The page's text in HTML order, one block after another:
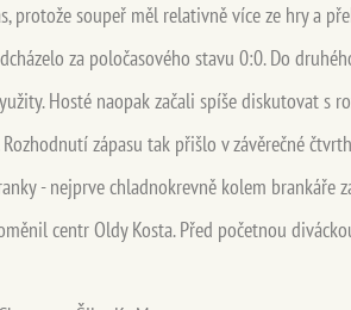
soupeř měl relativně více ze hry a
za poločasového stavu 0:0. Do
Hosté naopak začali spíše diskutovat s
zápasu tak přišlo v závěrečné
- nejprve chladnokrevně kolem brankáře
centr Oldy Kosta. Před početnou